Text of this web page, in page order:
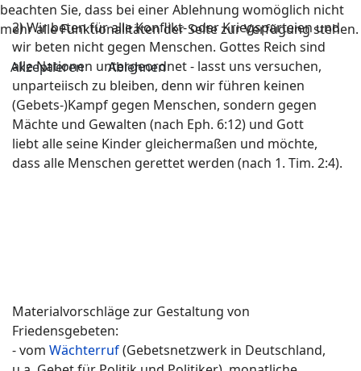
2) Wir beten für alle Konflikt- oder Kriegsparteien und
wir beten nicht gegen Menschen. Gottes Reich sind
alle Nationen untergeordnet - lasst uns versuchen,
unparteiisch zu bleiben, denn wir führen keinen
(Gebets-)Kampf gegen Menschen, sondern gegen
Mächte und Gewalten (nach Eph. 6:12) und Gott
liebt alle seine Kinder gleichermaßen und möchte,
dass alle Menschen gerettet werden (nach 1. Tim. 2:4).
Materialvorschläge zur Gestaltung von
Friedensgebeten:
- vom Wächterruf(Gebetsnetzwerk in Deutschland,
beachten Sie, dass bei einer Ablehnung womöglich nicht
mehr alle Funktionalitäten der Seite zur Verfügung stehen.
Akzeptieren Ablehnen